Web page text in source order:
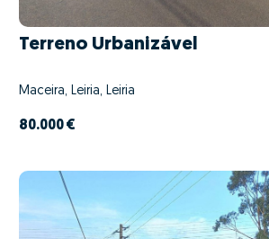
Terreno Urbanizável
Maceira, Leiria, Leiria
80.000 €